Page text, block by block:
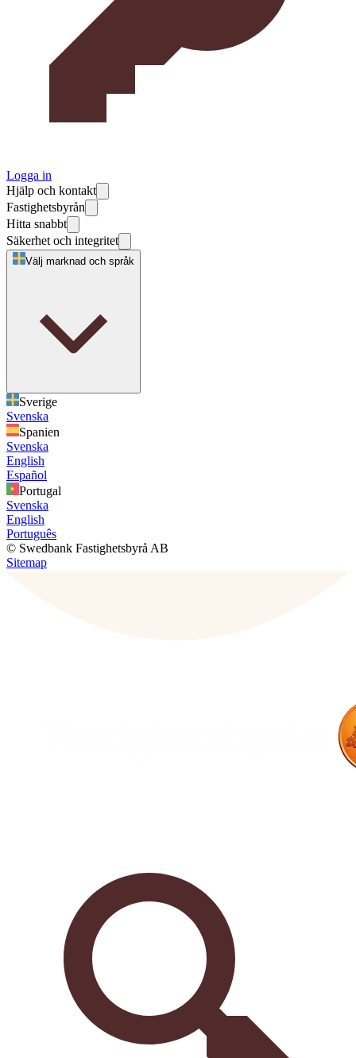
Logga in
Hjälp och kontakt
Fastighetsbyrån
Hitta snabbt
Säkerhet och integritet
Välj marknad och språk
Sverige
Svenska
Spanien
Svenska
English
Español
Portugal
Svenska
English
Português
© Swedbank Fastighetsbyrå AB
Sitemap